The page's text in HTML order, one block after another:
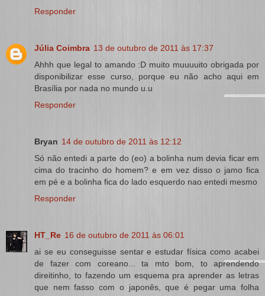
Responder
Júlia Coimbra 13 de outubro de 2011 às 17:37
Ahhh que legal to amando :D muito muuuuito obrigada por
disponibilizar esse curso, porque eu não acho aqui em
Brasília por nada no mundo u.u
Responder
Bryan 14 de outubro de 2011 às 12:12
Só não entedi a parte do (eo) a bolinha num devia ficar em
cima do tracinho do homem? e em vez disso o jamo fica
em pé e a bolinha fica do lado esquerdo nao entedi mesmo
Responder
HT_Re 16 de outubro de 2011 às 06:01
ai se eu conseguisse sentar e estudar física como acabei
de fazer com coreano... ta mto bom, to aprendendo
direitinho, to fazendo um esquema pra aprender as letras
que nem fasso com o japonês, que é pegar uma folha